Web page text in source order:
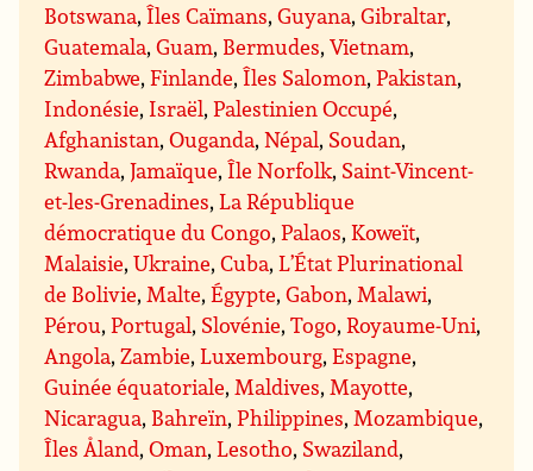
Botswana,Îles Caïmans,Guyana,Gibraltar,
Guatemala,Guam, Bermudes,Vietnam,
Zimbabwe,Finlande,Îles Salomon,Pakistan,
Indonésie, Israël,Palestinien Occupé,
Afghanistan,Ouganda,Népal, Soudan,
Rwanda,Jamaïque,Île Norfolk, Saint-Vincent-
et-les-Grenadines,La République
démocratique du Congo,Palaos,Koweït,
Malaisie,Ukraine,Cuba,L’État Plurinational
de Bolivie,Malte,Égypte,Gabon,Malawi,
Pérou,Portugal, Slovénie,Togo,Royaume-Uni,
Angola,Zambie,Luxembourg,Espagne,
Guinée équatoriale,Maldives,Mayotte,
Nicaragua, Bahreïn,Philippines,Mozambique,
Îles Åland,Oman,Lesotho, Swaziland,